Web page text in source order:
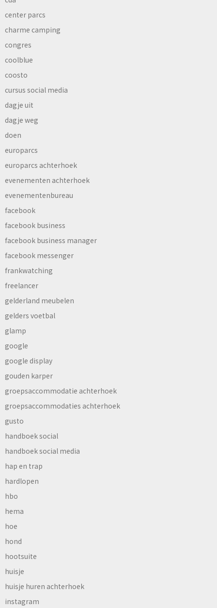
center parcs
charme camping
congres
coolblue
coosto
cursus social media
dagje uit
dagje weg
doen
europarcs
europarcs achterhoek
evenementen achterhoek
evenementenbureau
facebook
facebook business
facebook business manager
facebook messenger
frankwatching
freelancer
gelderland meubelen
gelders voetbal
glamp
google
google display
gouden karper
groepsaccommodatie achterhoek
groepsaccommodaties achterhoek
gusto
handboek social
handboek social media
hap en trap
hardlopen
hbo
hema
hoe
hond
hootsuite
huisje
huisje huren achterhoek
instagram